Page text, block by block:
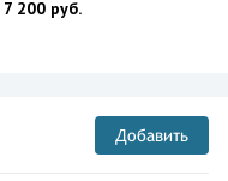
7 200 руб.
Добавить